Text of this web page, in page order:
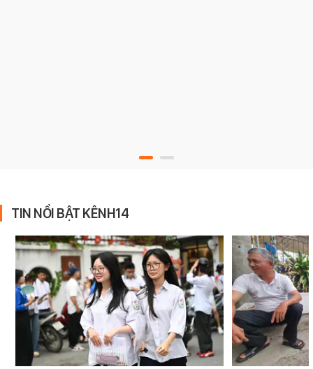
TIN NỔI BẬT KÊNH14